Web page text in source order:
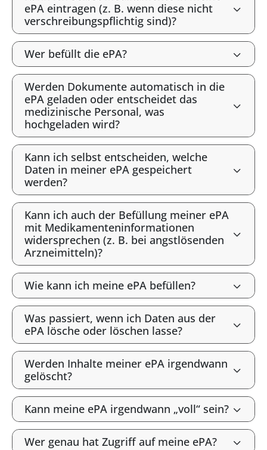
ePA eintragen (z. B. wenn diese nicht
verschreibungspflichtig sind)?
Wer befüllt die ePA?
Werden Dokumente automatisch in die
ePA geladen oder entscheidet das
medizinische Personal, was
hochgeladen wird?
Kann ich selbst entscheiden, welche
Daten in meiner ePA gespeichert
werden?
Kann ich auch der Befüllung meiner ePA
mit Medikamenteninformationen
widersprechen (z. B. bei angstlösenden
Arzneimitteln)?
Wie kann ich meine ePA befüllen?
Was passiert, wenn ich Daten aus der
ePA lösche oder löschen lasse?
Werden Inhalte meiner ePA irgendwann
gelöscht?
Kann meine ePA irgendwann „voll“ sein?
Wer genau hat Zugriff auf meine ePA?